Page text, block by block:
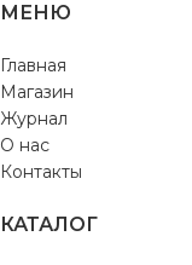
МЕНЮ
Главная
Магазин
Журнал
О нас
Контакты
КАТАЛОГ